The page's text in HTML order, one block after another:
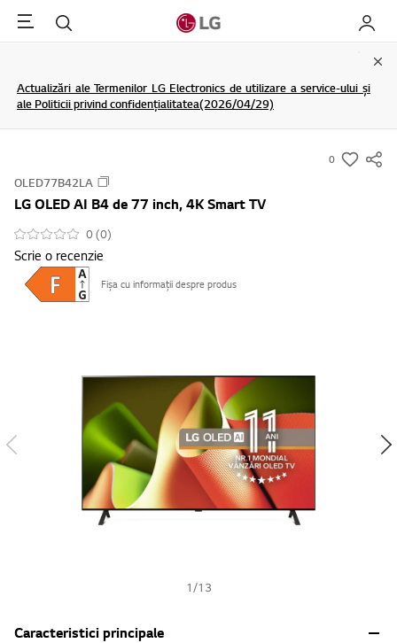
Menu Cautare My LG
Actualizări ale Termenilor LG Electronics de utilizare a service-ului și
ale Politicii privind confidențialitatea(2026/04/29)
0
s
OLED77B42LA
LG OLED AI B4 de 77 inch, 4K Smart TV
0 (0)
Scrie o recenzie
Fișa cu informații despre produs
1 /13
Caracteristici principale